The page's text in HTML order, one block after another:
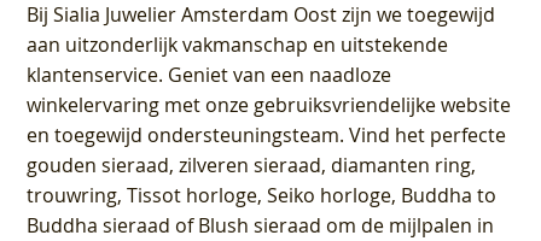
BijSialia Juwelier Amsterdam Oostzijn we toegewijd
aan uitzonderlijk vakmanschap en uitstekende
klantenservice. Geniet van een naadloze
winkelervaring met onze gebruiksvriendelijke website
en toegewijd ondersteuningsteam. Vind het perfecte
gouden sieraad, zilveren sieraad, diamanten ring,
trouwring, Tissot horloge, Seiko horloge, Buddha to
Buddha sieraad of Blush sieraad om de mijlpalen in